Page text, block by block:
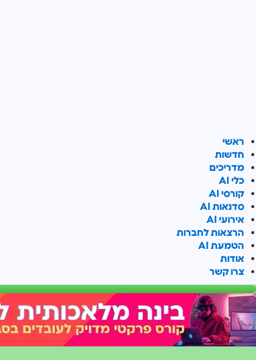
ראשי
חדשות
מדריכים
כלי AI
קורסי AI
סדנאות AI
אירועי AI
הרצאות לחברות
הטמעת AI
אודות
צרו קשר